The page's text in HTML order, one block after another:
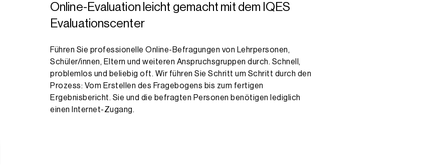
Online-Evaluation leicht gemacht mit dem IQES
Evaluationscenter
Führen Sie professionelle Online-Befragungen von Lehrpersonen,
Schüler/innen, Eltern und weiteren Anspruchsgruppen durch. Schnell,
problemlos und beliebig oft. Wir führen Sie Schritt um Schritt durch den
Prozess: Vom Erstellen des Fragebogens bis zum fertigen
Ergebnisbericht. Sie und die befragten Personen benötigen lediglich
einen Internet-Zugang.